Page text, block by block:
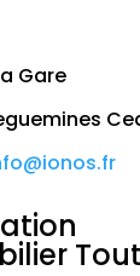
Gare